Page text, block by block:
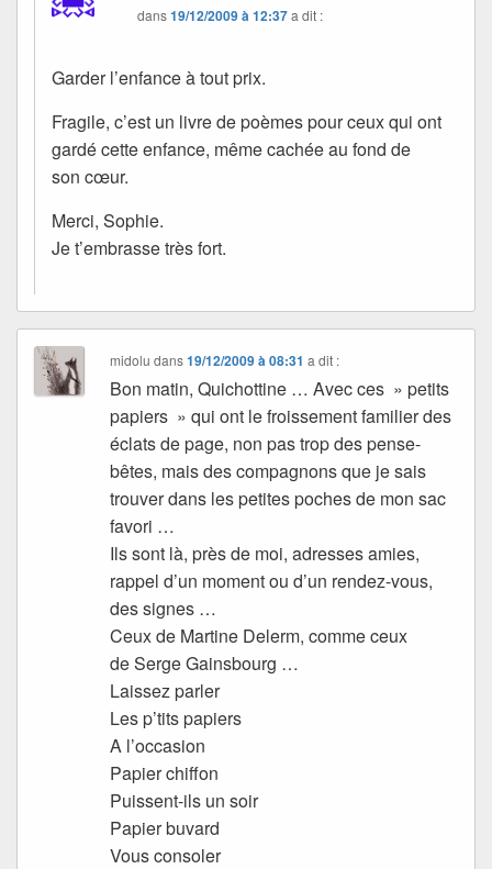
dans19/12/2009 à 12:37a dit :
Garder l’enfance à tout prix.
Fragile, c’est un livre de poèmes pour ceux qui ont
gardé cette enfance, même cachée au fond de
son cœur.
Merci, Sophie.
Je t’embrasse très fort.
midolu dans19/12/2009 à 08:31 a dit :
Bon matin, Quichottine … Avec ces » petits
papiers » qui ont le froissement familier des
éclats de page, non pas trop des pense-
bêtes, mais des compagnons que je sais
trouver dans les petites poches de mon sac
favori …
Ils sont là, près de moi, adresses amies,
rappel d’un moment ou d’un rendez-vous,
des signes …
Ceux de Martine Delerm, comme ceux
de Serge Gainsbourg …
Laissez parler
Les p’tits papiers
A l’occasion
Papier chiffon
Puissent-ils un soir
Papier buvard
Vous consoler